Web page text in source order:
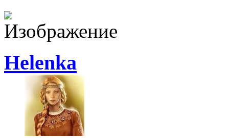
Helenka